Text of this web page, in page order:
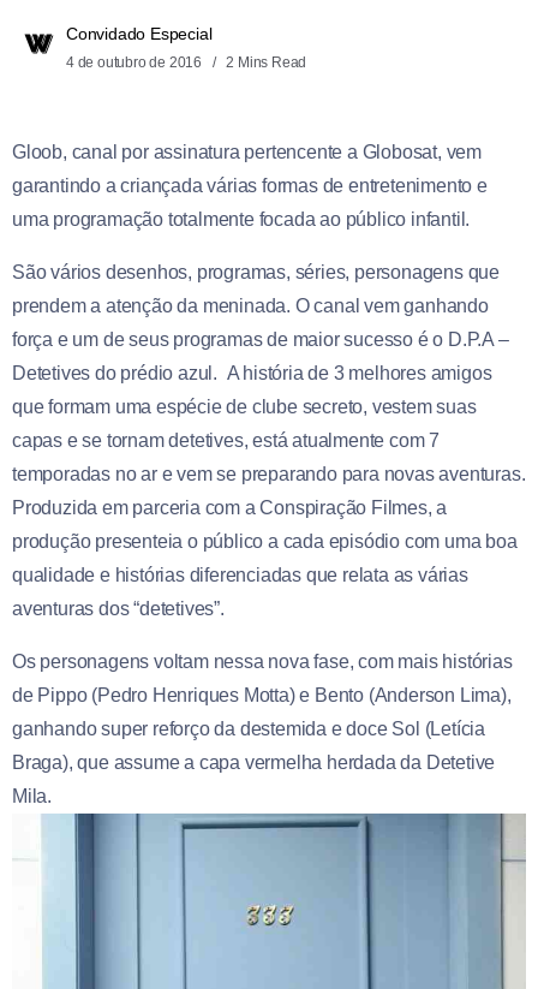
Convidado Especial
4 de outubro de 2016 2 Mins Read
Gloob, canal por assinatura pertencente a Globosat, vem
garantindo a criançada várias formas de entretenimento e
uma programação totalmente focada ao público infantil.
São vários desenhos, programas, séries, personagens que
prendem a atenção da meninada. O canal vem ganhando
força e um de seus programas de maior sucesso é o D.P.A –
Detetives do prédio azul. A história de 3 melhores amigos
que formam uma espécie de clube secreto, vestem suas
capas e se tornam detetives, está atualmente com 7
temporadas no ar e vem se preparando para novas aventuras.
Produzida em parceria com a Conspiração Filmes, a
produção presenteia o público a cada episódio com uma boa
qualidade e histórias diferenciadas que relata as várias
aventuras dos “detetives”.
Os personagens voltam nessa nova fase, com mais histórias
de Pippo (Pedro Henriques Motta) e Bento (Anderson Lima),
ganhando super reforço da destemida e doce Sol (Letícia
Braga), que assume a capa vermelha herdada da Detetive
Mila.